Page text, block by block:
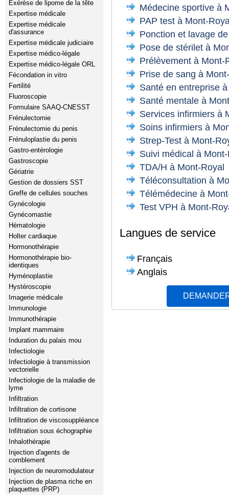
Exérèse de lipome de la tête
Expertise médicale
Expertise médicale
d'assurance
Expertise médicale judiciaire
Expertise médico-légale
Expertise médico-légale ORL
Fécondation in vitro
Fertilité
Fluoroscopie
Formulaire SAAQ-CNESST
Frénulectomie
Frénulectomie du penis
Frénuloplastie du penis
Gastro-entérologie
Gastroscopie
Gériatrie
Gestion de dossiers SST
Greffe de cellules souches
Gynécologie
Gynécomastie
Hématologie
Holter cardiaque
Hormonothérapie
Hormonothérapie bio-
identiques
Hyménoplastie
Hystéroscopie
Imagerie médicale
Immunologie
Immunothérapie
Implant mammaire
Induration du palais mou
Infectiologie
Infectiologie à transmission
vectorielle
Infectiologie de la maladie de
lyme
Infiltration
Infiltration de cortisone
Infiltration de viscosuppléance
Infiltration sous échographie
Inhalothérapie
Injection d'agents de
comblement
Injection de neuromodulateur
Injection de plasma riche en
plaquettes (PRP)
Médecine sportive à
PAP test à Mont-
Ponction et lavage
Pose de stérilet à
Prélèvement à Mont-
Prise de sang à
Santé en entreprise
Santé mentale à
Services infirmiers à
Soins infirmiers à
Strep-Test à Mont-
Suivi médical à
TDA/H à Mont-Royal
Téléconsultation à
Télémédecine à
Test VPH à Mont-
Langues de service
Français
Anglais